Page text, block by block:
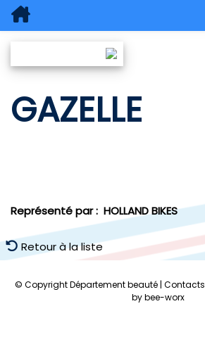
GAZELLE
Représenté par : HOLLAND BIKES
Retour à la liste
© Copyright Département beauté | Contacts
by bee-worx